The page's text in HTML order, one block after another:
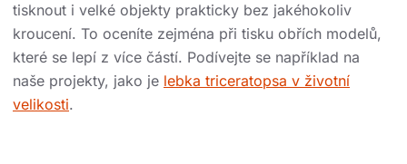
tisknout i velké objekty prakticky bez jakéhokoliv
kroucení. To oceníte zejména při tisku obřích modelů,
které se lepí z více částí. Podívejte se například na
naše projekty, jako je lebka triceratopsa v životní
velikosti.